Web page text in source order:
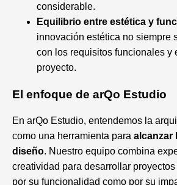
considerable.
Equilibrio entre estética y
innovación estética no siempre
con los requisitos funcionales y
proyecto.
El enfoque de arQo Estudio
En arQo Estudio, entendemos la
como una herramienta para alcanzar
diseño. Nuestro equipo combina
creatividad para desarrollar
por su funcionalidad como por su